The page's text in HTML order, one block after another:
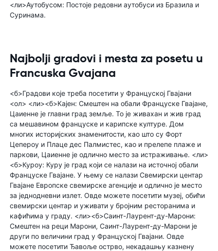
<ли>Аутобусом: Постоје редовни аутобуси из Бразила и
Суринама.
Najbolji gradovi i mesta za posetu u
Francuska Gvajana
<б>Градови које треба посетити у Француској Гвајани
<ол> <ли><б>Кајен: Смештен на обали Француске Гвајане,
Цаиенне је главни град земље. То је живахан и жив град
са мешавином француске и карипске културе. Дом
многих историјских знаменитости, као што су Форт
Цепероу и Плаце дес Палмистес, као и прелепе плаже и
паркови, Цаиенне је одлично место за истраживање. <ли>
<б>Куроу: Куру је град који се налази на источној обали
Француске Гвајане. У њему се налази Свемирски центар
Гвајане Европске свемирске агенције и одлично је место
за једнодневни излет. Овде можете посетити музеј, обићи
свемирски центар и уживати у бројним ресторанима и
кафићима у граду. <ли><б>Саинт-Лаурент-ду-Марони:
Смештен на реци Марони, Саинт-Лаурент-ду-Марони је
други по величини град у Француској Гвајани. Овде
можете посетити Ђавоље острво, некадашњу казнену